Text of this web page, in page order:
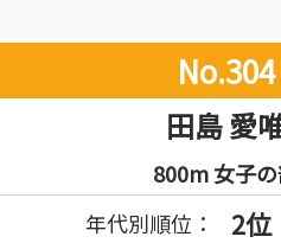
No.304
田島 愛
800m 女子
年代別順位：
2位